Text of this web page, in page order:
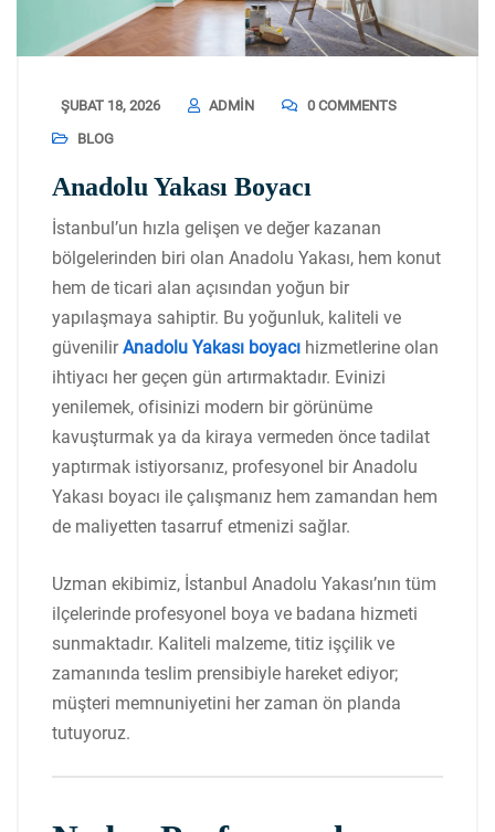
ŞUBAT 18, 2026 ADMIN
0 COMMENTS
BLOG
Anadolu Yakası Boyacı
İstanbul’un hızla gelişen ve değer kazanan
bölgelerinden biri olan Anadolu Yakası, hem konut
hem de ticari alan açısından yoğun bir
yapılaşmaya sahiptir. Bu yoğunluk, kaliteli ve
güvenilirAnadolu Yakası boyacı hizmetlerine olan
ihtiyacı her geçen gün artırmaktadır. Evinizi
yenilemek, ofisinizi modern bir görünüme
kavuşturmak ya da kiraya vermeden önce tadilat
yaptırmak istiyorsanız, profesyonel bir Anadolu
Yakası boyacı ile çalışmanız hem zamandan hem
de maliyetten tasarruf etmenizi sağlar.
Uzman ekibimiz, İstanbul Anadolu Yakası’nın tüm
ilçelerinde profesyonel boya ve badana hizmeti
sunmaktadır. Kaliteli malzeme, titiz işçilik ve
zamanında teslim prensibiyle hareket ediyor;
müşteri memnuniyetini her zaman ön planda
tutuyoruz.